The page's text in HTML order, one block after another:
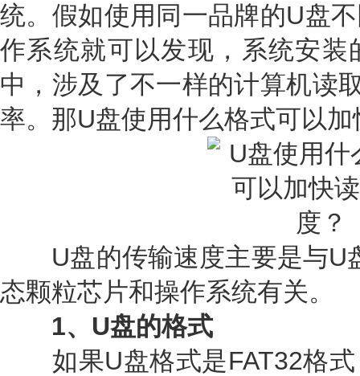
统。假如使用同一品牌的U盘
作系统就可以发现，系统安
中，涉及了不一样的计算机读
率。那U盘使用什么格式可以
U盘的传输速度主要是与U
态颗粒芯片和操作系统有关。
1、U盘的格式
如果U盘格式是FAT32格式